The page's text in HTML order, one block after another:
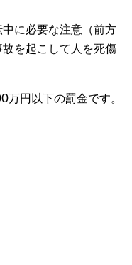
に必要な注意（前方
を起こして人を死傷
万円以下の罰金です。